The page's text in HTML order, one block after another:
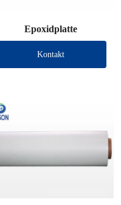
Epoxidplatte
Kontakt